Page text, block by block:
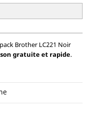
Brother LC221 Noir
gratuite et rapide.